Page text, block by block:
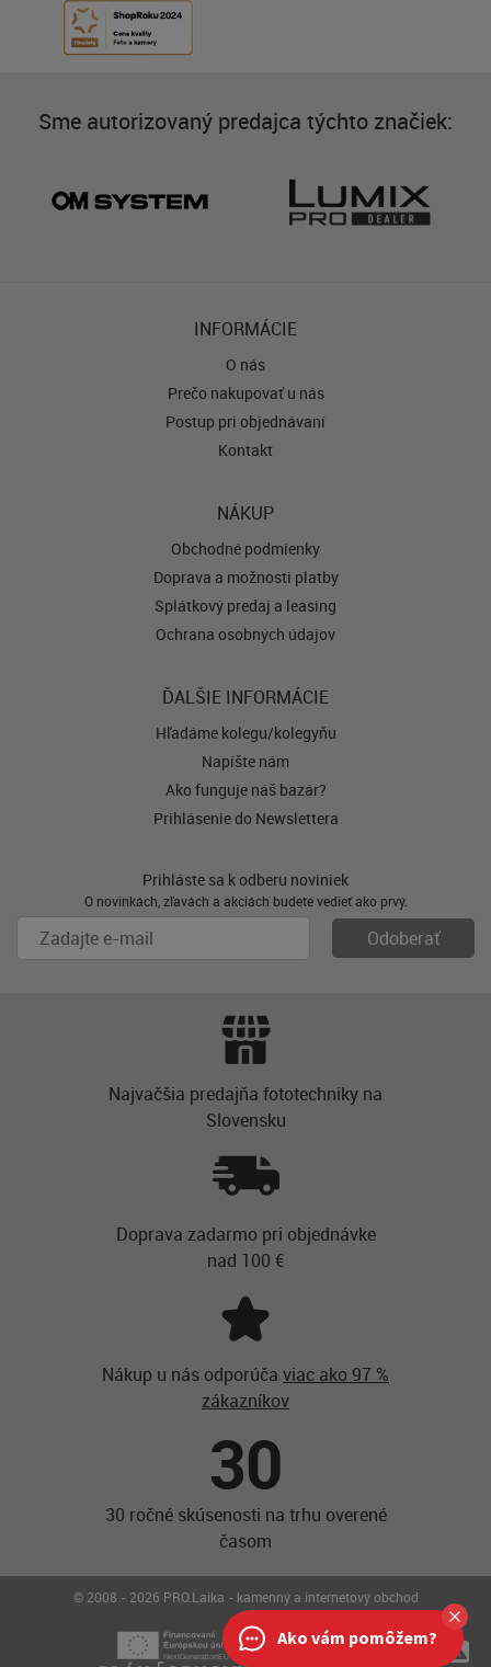
Sme autorizovaný predajca týchto značiek:
INFORMÁCIE
O nás
Prečo nakupovať u nás
Postup pri objednávaní
Kontakt
NÁKUP
Obchodné podmienky
Doprava a možnosti platby
Splátkový predaj a leasing
Ochrana osobných údajov
ĎALŠIE INFORMÁCIE
Hľadáme kolegu/kolegyňu
Napíšte nám
Ako funguje náš bazár?
Prihlásenie do Newslettera
Prihláste sa k odberu noviniek
O novinkách, zľavách a akciách budete vedieť ako prvý.
Najvačšia predajňa fototechniky na
Slovensku
Doprava zadarmo pri objednávke
nad 100 €
Nákup u nás odporúča viac ako 97 %
zákazníkov
30
30 ročné skúsenosti na trhu overené
časom
© 2008 - 2026 PRO.Laika - kamenný a internetový obchod
Ako vám pomôžem?